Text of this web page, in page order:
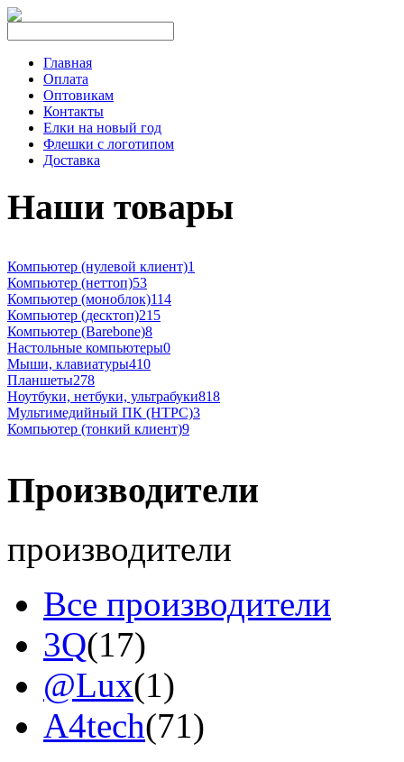
Главная
Оплата
Оптовикам
Контакты
Елки на новый год
Флешки с логотипом
Доставка
Наши товары
Компьютер (нулевой клиент)1
Компьютер (неттоп)53
Компьютер (моноблок)114
Компьютер (десктоп)215
Компьютер (Barebone)8
Настольные компьютеры0
Мыши, клавиатуры410
Планшеты278
Ноутбуки, нетбуки, ультрабуки818
Мультимедийный ПК (HTPC)3
Компьютер (тонкий клиент)9
Производители
производители
Все производители
3Q(17)
@Lux(1)
A4tech(71)